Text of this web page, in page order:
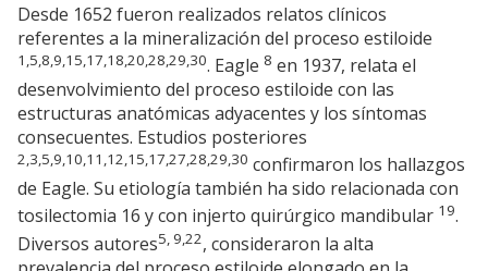
Desde 1652 fueron realizados relatos clínicos
referentes a la mineralización del proceso estiloide
1,5,8,9,15,17,18,20,28,29,30. Eagle 8 en 1937, relata el
desenvolvimiento del proceso estiloide con las
estructuras anatómicas adyacentes y los síntomas
consecuentes. Estudios posteriores
2,3,5,9,10,11,12,15,17,27,28,29,30 confirmaron los hallazgos
de Eagle. Su etiología también ha sido relacionada con
tosilectomia 16 y con injerto quirúrgico mandibular 19.
Diversos autores5, 9,22, consideraron la alta